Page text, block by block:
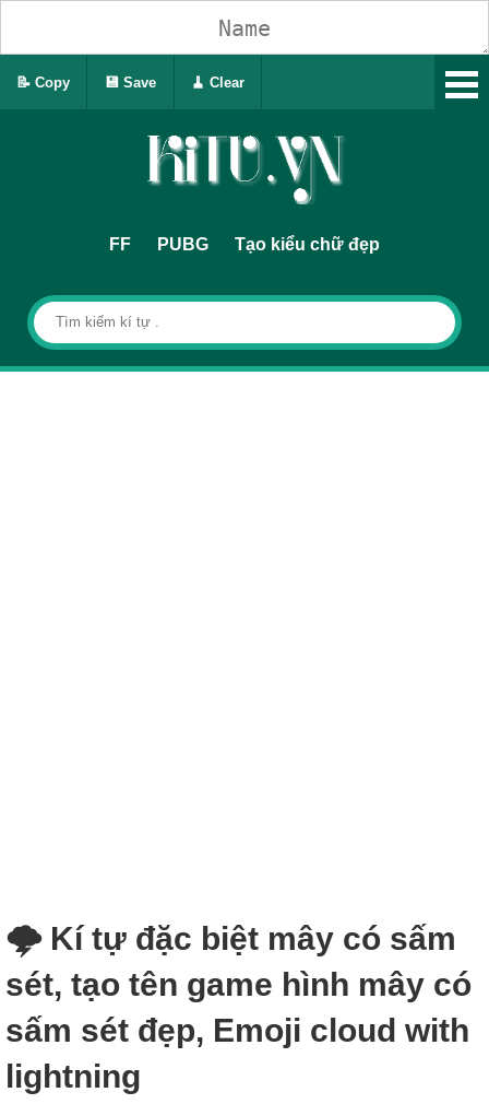
FF PUBG Tạo kiểu chữ đẹp
🌩 Kí tự đặc biệt mây có sấm
sét, tạo tên game hình mây có
sấm sét đẹp, Emoji cloud with
lightning
📝 Copy 💾 Save 🧹 Clear